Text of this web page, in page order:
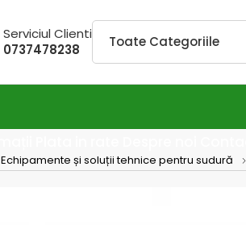
Serviciul Clienti
0737478238
Echipamente și soluții tehnice pentru sudură